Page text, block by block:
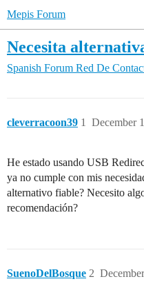
Mepis Forum
Necesita
Spanish Forum Red De
cleverracoon39 December
1
He estado usando USB
ya no cumple con mis
alternativo fiable? Necesito
recomendación?
SuenoDelBosque 2